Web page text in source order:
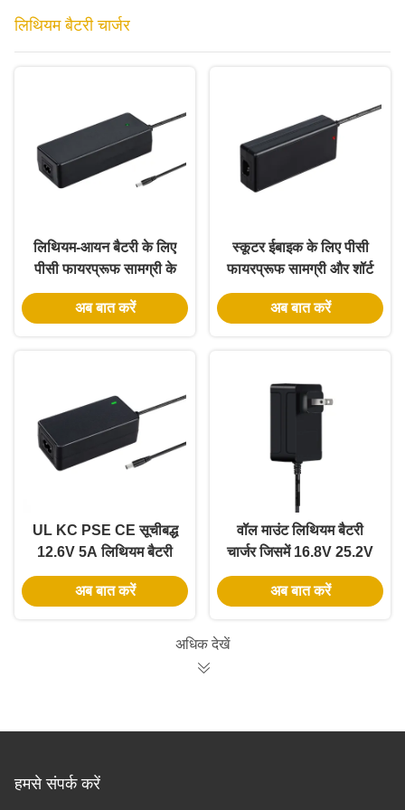
लिथियम बैटरी चार्जर
लिथियम-आयन बैटरी के लिए
पीसी फायरप्रूफ सामग्री के
साथ 25.2 वोल्ट 4 एम्प एसी-
डीसी बाहरी 18650 बैटरी
अब बात करें
स्कूटर ईबाइक के लिए पीसी
फायरप्रूफ सामग्री और शॉर्ट
सर्किट सुरक्षा के साथ 12V
24V 48V 2.5A लिथियम
अब बात करें
UL KC PSE CE सूचीबद्ध
12.6V 5A लिथियम बैटरी
चार्जर CC-CV चार्जिंग मोड
के साथ
अब बात करें
वॉल माउंट लिथियम बैटरी
चार्जर जिसमें 16.8V 25.2V
आउटपुट है, PC फायरप्रूफ
सामग्री
अब बात करें
अधिक देखें
हमसे संपर्क करें